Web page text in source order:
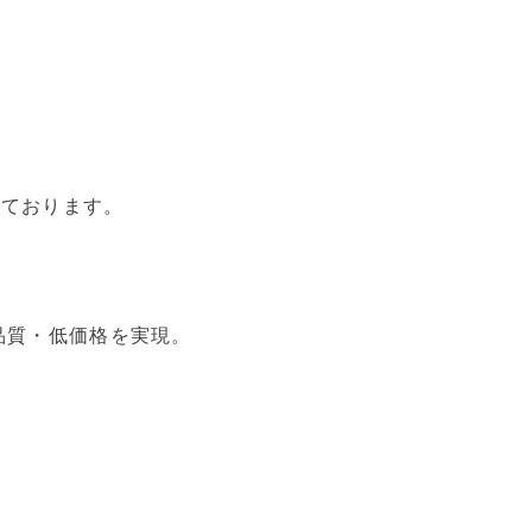
おります。
・低価格を実現。